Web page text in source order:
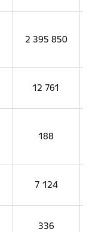
2 395 850
12 761
188
7 124
336